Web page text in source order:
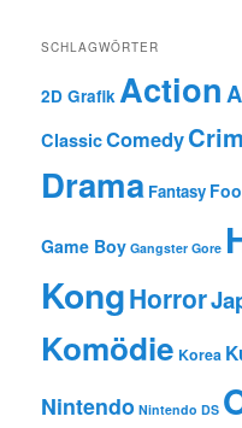
SCHLAGWÖRTER
2D Grafik Action
ClassicComedy
Drama Fantasy
Game Boy Gangster Gore
KongHorror
Komödie Korea
Nintendo Nintendo DS